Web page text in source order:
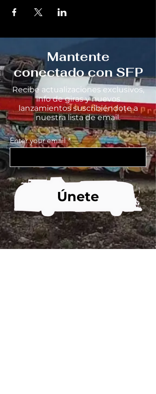
Mantente
conectado con SFP
Recibe actualizaciones exclusivos,
info de giras y nuevos
lanzamientos suscribiéndote a
nuestra lista de email.
Enter your email
Únete